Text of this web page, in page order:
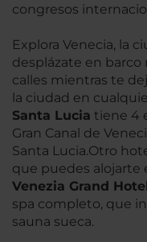
congresos
Explora Venecia, la
desplázate en barco
calles mientras te
la ciudad en
Santa Lucia tiene 4
Gran Canal de
Santa Lucia.Otro
que puedes alojarte
Venezia Grand
spa completo, que
sauna sueca.